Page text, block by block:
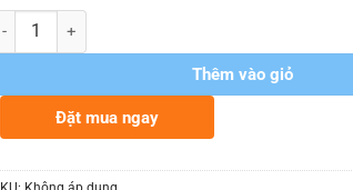
Số lượng
Thêm vào giỏ
Đặt mua ngay